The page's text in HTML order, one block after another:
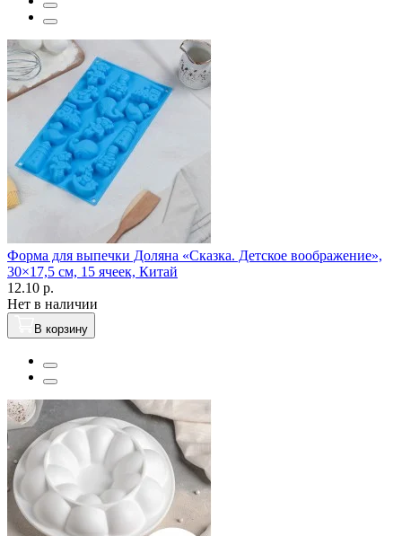
Форма для выпечки Доляна «Сказка. Детское воображение»,
30×17,5 см, 15 ячеек, Китай
12.10 р.
Нет в наличии
В корзину